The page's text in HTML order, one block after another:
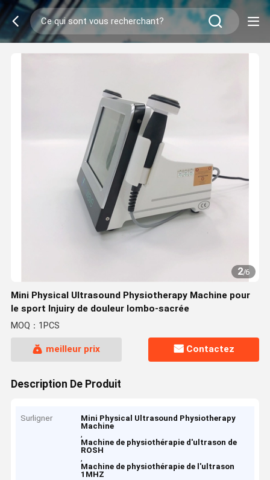
2/6
Mini Physical Ultrasound Physiotherapy Machine pour
le sport Injuiry de douleur lombo-sacrée
MOQ：1PCS
meilleur prix Contactez
Description De Produit
Surligner
Mini Physical Ultrasound Physiotherapy
Machine
,
Machine de physiothérapie d'ultrason de
ROSH
,
Machine de physiothérapie de l'ultrason
1MHZ